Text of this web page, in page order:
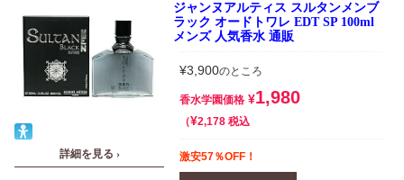
詳細を見る ›
ジャンヌアルティス スルタンメンブ
ラック オードトワレ EDT SP 100ml
メンズ 人気香水 通販
¥3,900のところ
香水学園価格 ¥1,980
¥2,178 税込
激安57％OFF！